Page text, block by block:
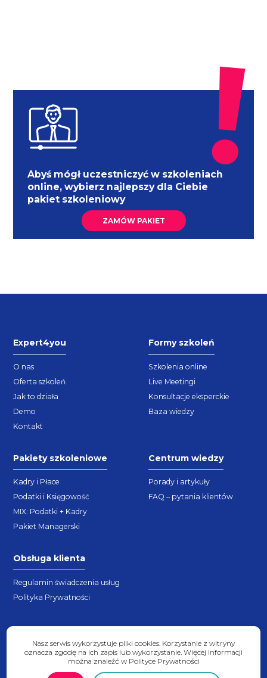
Abyś mógł uczestniczyć w szkoleniach
online, wybierz najlepszy dla Ciebie
pakiet szkoleniowy
ZAMÓW PAKIET
Expert4you
O nas
Oferta szkoleń
Jak to działa
Demo
Kontakt
Formy szkoleń
Szkolenia online
Live Meetingi
Konsultacje eksperckie
Baza wiedzy
Pakiety szkoleniowe
Kadry i Płace
Podatki i Księgowość
MIX: Podatki + Kadry
Pakiet Managerski
Centrum wiedzy
Porady i artykuły
FAQ – pytania klientów
Obsługa klienta
Regulamin świadczenia usług
Polityka Prywatności
Nasz serwis wykorzystuje pliki cookies. Korzystanie z witryny
oznacza zgodę na ich zapis lub wykorzystanie. Więcej informacji
można znaleźć w Polityce Prywatności